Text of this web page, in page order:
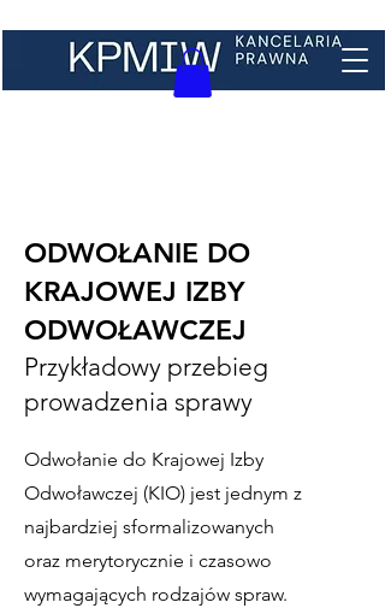
ODWOŁANIE DO
KRAJOWEJ IZBY
ODWOŁAWCZEJ
Przykładowy przebieg
prowadzenia sprawy
Odwołanie do Krajowej Izby
Odwoławczej (KIO) jest jednym z
najbardziej sformalizowanych
oraz merytorycznie i czasowo
wymagających rodzajów spraw.